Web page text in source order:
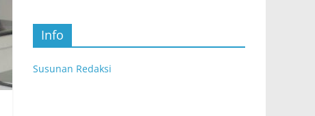
Info
Susunan Redaksi